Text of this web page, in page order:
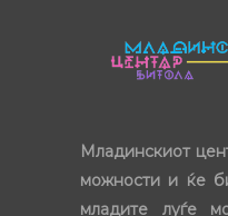
Младинскиот
можности и ќе
младите луѓе